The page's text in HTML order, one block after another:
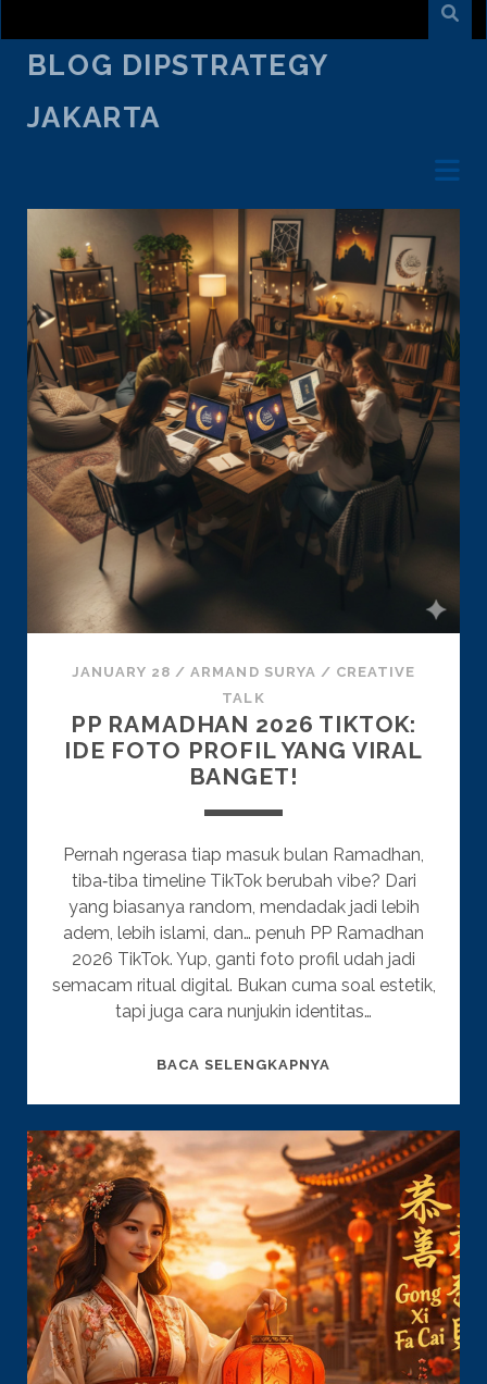
BLOG DIPSTRATEGY
JAKARTA
JANUARY 28 /ARMAND SURYA / CREATIVE
TALK
PP RAMADHAN 2026 TIKTOK:
IDE FOTO PROFIL YANG VIRAL
BANGET!
Pernah ngerasa tiap masuk bulan Ramadhan,
tiba‑tiba timeline TikTok berubah vibe? Dari
yang biasanya random, mendadak jadi lebih
adem, lebih islami, dan… penuh PP Ramadhan
2026 TikTok. Yup, ganti foto profil udah jadi
semacam ritual digital. Bukan cuma soal estetik,
tapi juga cara nunjukin identitas…
BACA SELENGKAPNYA
TIKTOK:
IDE
FOTO
PROFIL
YANG
VIRAL
BANGET!